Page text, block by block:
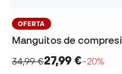
OFERTA
34,99 €27,99 €−20%